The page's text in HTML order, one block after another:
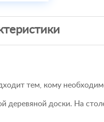
тем, кому
доски. На